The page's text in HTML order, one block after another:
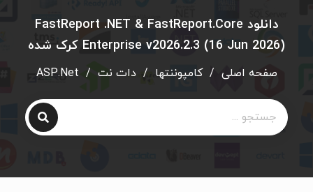
دانلود FastReport .NET & FastReport.Core
Enterprise v2026.2.3 (16 Jun 2026) کرک شده
صفحه اصلی / کامپوننتها / دات نت /
ASP.Net